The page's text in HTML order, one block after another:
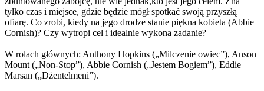
tylko czas i miejsce, gdzie będzie mógł spotkać swoją przyszłą
ofiarę. Co zrobi, kiedy na jego drodze stanie piękna kobieta (Abbie
Cornish)? Czy wytropi cel i idealnie wykona zadanie?
W rolach głównych: Anthony Hopkins („Milczenie owiec”), Anson
Mount („Non-Stop”), Abbie Cornish („Jestem Bogiem”), Eddie
Marsan („Dżentelmeni”).